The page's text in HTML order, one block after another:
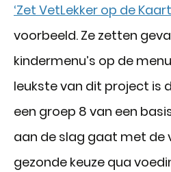
‘Zet VetLekker op de
voorbeeld. Ze zetten
kindermenu’s op de
leukste van dit project is
een groep 8 van een
aan de slag gaat met de
gezonde keuze qua